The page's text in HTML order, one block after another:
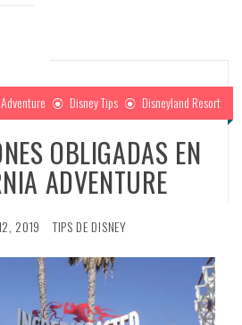
Disney Tips Disneyland Resort
OBLIGADAS EN
ADVENTURE
2019 TIPS DE DISNEY